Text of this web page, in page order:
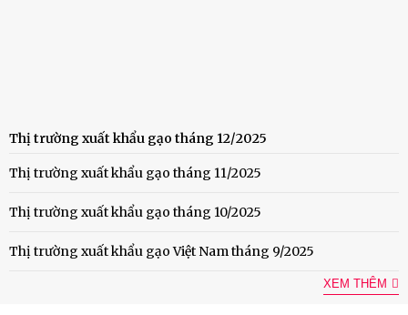
Thị trường xuất khẩu gạo tháng 12/2025
Thị trường xuất khẩu gạo tháng 11/2025
Thị trường xuất khẩu gạo tháng 10/2025
Thị trường xuất khẩu gạo Việt Nam tháng 9/2025
XEM THÊM